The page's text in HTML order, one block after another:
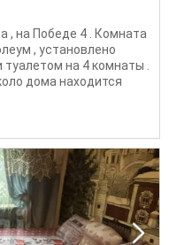
, на Победе 4 . Комната
, установлено
туалетом на 4 комнаты .
дома находится